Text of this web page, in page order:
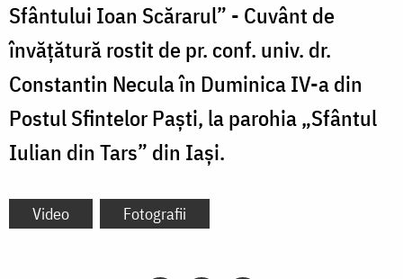
Sfântului Ioan Scărarul” - Cuvânt de
învățătură rostit de pr. conf. univ. dr.
Constantin Necula în Duminica IV-a din
Postul Sfintelor Paști, la parohia „Sfântul
Iulian din Tars” din Iași.
Video Fotografii